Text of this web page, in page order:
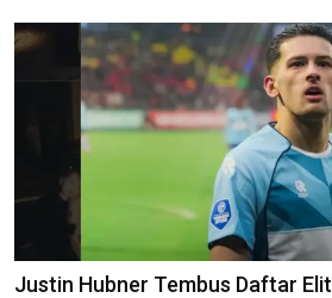
Justin Hubner Tembus Daftar